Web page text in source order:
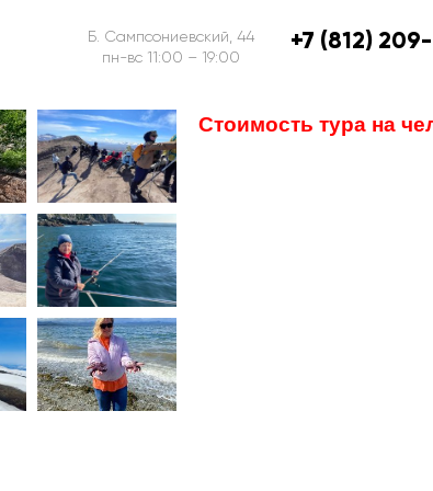
Б. Сампсониевский, 44
пн-вс 11:00 – 19:00
+7 (812)
Стоимость тура на